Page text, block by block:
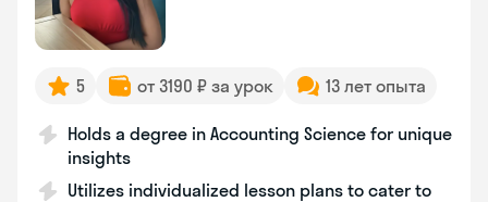
5 от 3190 ₽ за урок 13 лет опыта
Holds a degree in Accounting Science for unique
insights
Utilizes individualized lesson plans to cater to